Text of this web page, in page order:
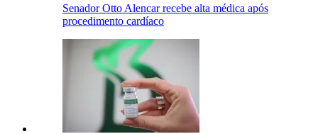
Senador Otto Alencar recebe alta médica após
procedimento cardíaco